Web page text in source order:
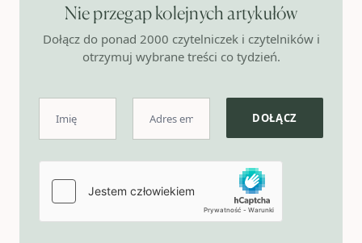
Nie przegap kolejnych artykułów
Dołącz do ponad 2000 czytelniczek i czytelników i
otrzymuj wybrane treści co tydzień.